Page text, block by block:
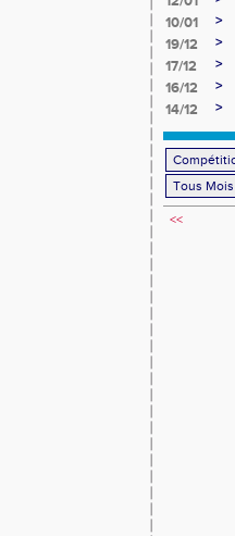
10/01
>
19/12
>
17/12
>
16/12 >
14/12
>
<<